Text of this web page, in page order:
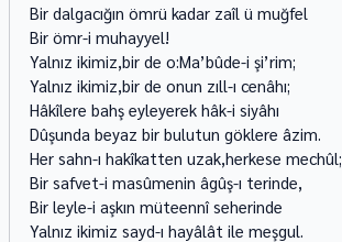
Bir dalgacığın ömrü kadar zaîl ü muğfel
Bir ömr-i muhayyel!
Yalnız ikimiz,bir de o:Ma’bûde-i şi’rim;
Yalnız ikimiz,bir de onun zıll-ı cenâhı;
Hâkîlere bahş eyleyerek hâk-i siyâhı
Dûşunda beyaz bir bulutun göklere âzim.
Her sahn-ı hakîkatten uzak,herkese mechûl;
Bir safvet-i masûmenin âgûş-ı terinde,
Bir leyle-i aşkın müteennî seherinde
Yalnız ikimiz sayd-ı hayâlât ile meşgul.